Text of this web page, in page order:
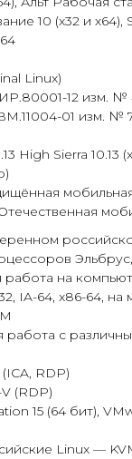
10 (х32 и х64),
Linux)
12 изм. №
01 изм. №
High Sierra 10.13
на
IA-64, x86-64, на
работа с
RDP)
(RDP)
15 (64 бит),
Linux —